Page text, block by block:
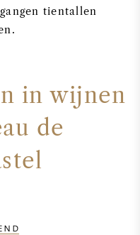
tientallen
in wijnen
de